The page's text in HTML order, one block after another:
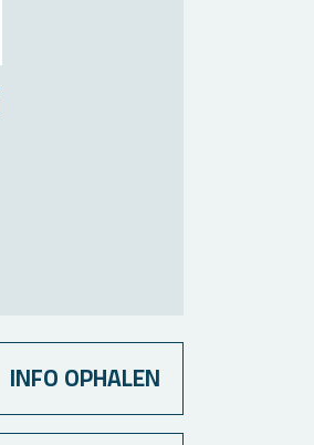
INFO OPHALEN